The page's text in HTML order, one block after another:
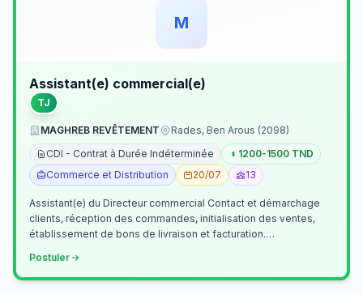
M
Assistant(e) commercial(e)
TJ
MAGHREB REVÊTEMENT
Rades, Ben Arous (2098)
CDI - Contrat à Durée Indéterminée
1200-1500 TND
Commerce et Distribution
20/07 13
Assistant(e) du Directeur commercial Contact et démarchage
clients, réception des commandes, initialisation des ventes,
établissement de bons de livraison et facturation.
Postuler